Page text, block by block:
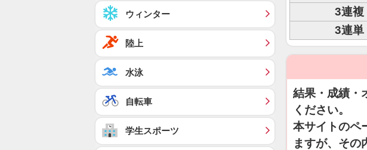
3連複
3連単
結果・成績・
ください。
本サイトのペ
ますが、その
ウィンター
陸上
水泳
自転車
学生スポーツ